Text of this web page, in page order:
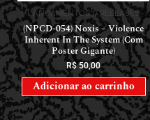
LANÇAMENTOS // RELEASES
(NPCD-054) Noxis – Violence
Inherent In The System (Com
Poster Gigante)
R$50,00
Adicionar ao carrinho